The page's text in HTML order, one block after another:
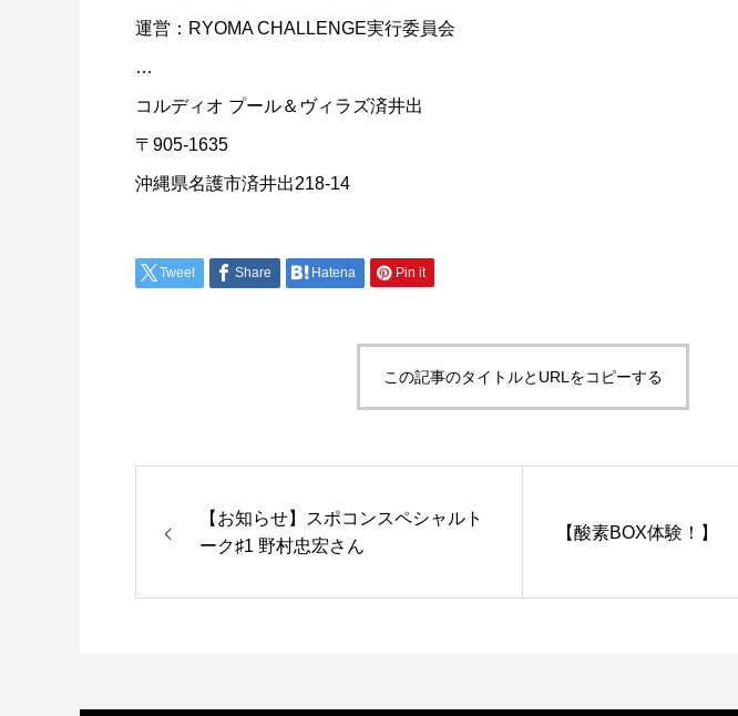
運営：RYOMA CHALLENGE実行委員会
…
コルディオ プール＆ヴィラズ済井出
〒905-1635
沖縄県名護市済井出218-14
Tweet Share Hatena Pin it
この記事のタイトルとURLをコピーする
【お知らせ】スポコンスペシャルト
ーク♯1 野村忠宏さん
【酸素BOX体験！】